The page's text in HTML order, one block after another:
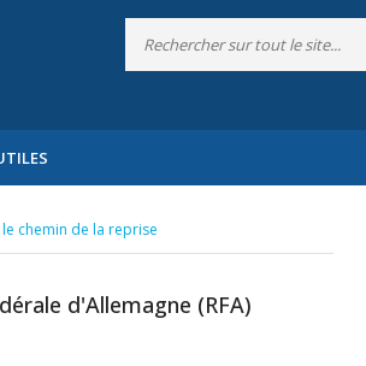
chemin de la reprise
d'Allemagne (RFA)